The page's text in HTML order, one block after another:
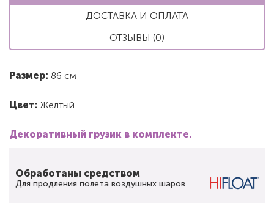
ДОСТАВКА И ОПЛАТА
ОТЗЫВЫ (0)
Размер: 86 см
Цвет: Желтый
Декоративный грузик в комплекте.
Обработаны средством
Для продления полета воздушных шаров